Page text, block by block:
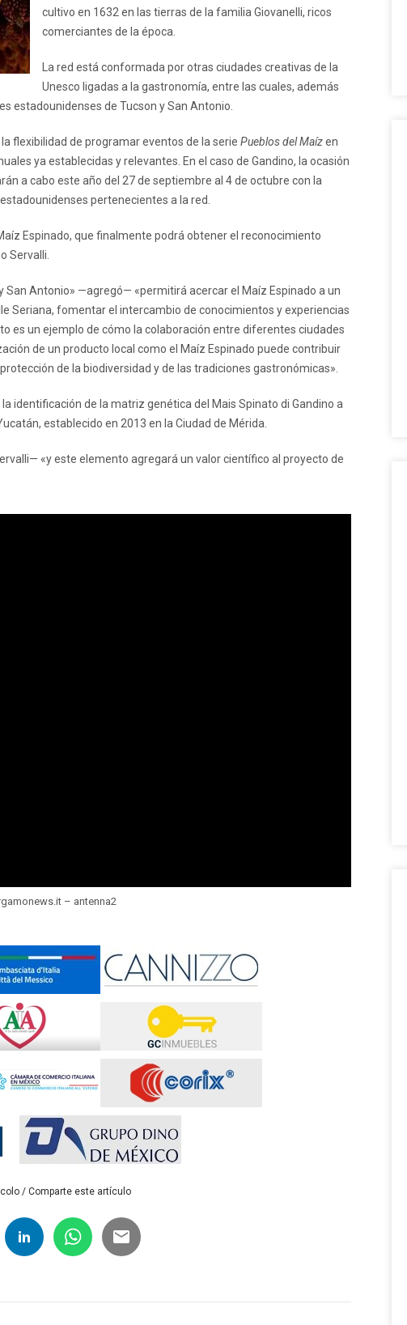
cultivo en 1632 en las tierras de la familia Giovanelli, ricos
comerciantes de la época.
La red está conformada por otras ciudades creativas de la
Unesco ligadas a la gastronomía, entre las cuales, además
estadounidenses de Tucson y San Antonio.
flexibilidad de programar eventos de la serie Pueblos del Maízen
ya establecidas y relevantes. En el caso de Gandino, la ocasión
a cabo este año del 27 de septiembre al 4 de octubre con la
pertenecientes a la red.
Espinado, que finalmente podrá obtener el reconocimiento
Servalli.
San Antonio» —agregó— «permitirá acercar el Maíz Espinado a un
Seriana, fomentar el intercambio de conocimientos y experiencias
es un ejemplo de cómo la colaboración entre diferentes ciudades
de un producto local como el Maíz Espinado puede contribuir
de la biodiversidad y de las tradiciones gastronómicas».
identificación de la matriz genética del Mais Spinato di Gandino a
establecido en 2013 en la Ciudad de Mérida.
«y este elemento agregará un valor científico al proyecto de
– antenna2
/ Comparte este artículo